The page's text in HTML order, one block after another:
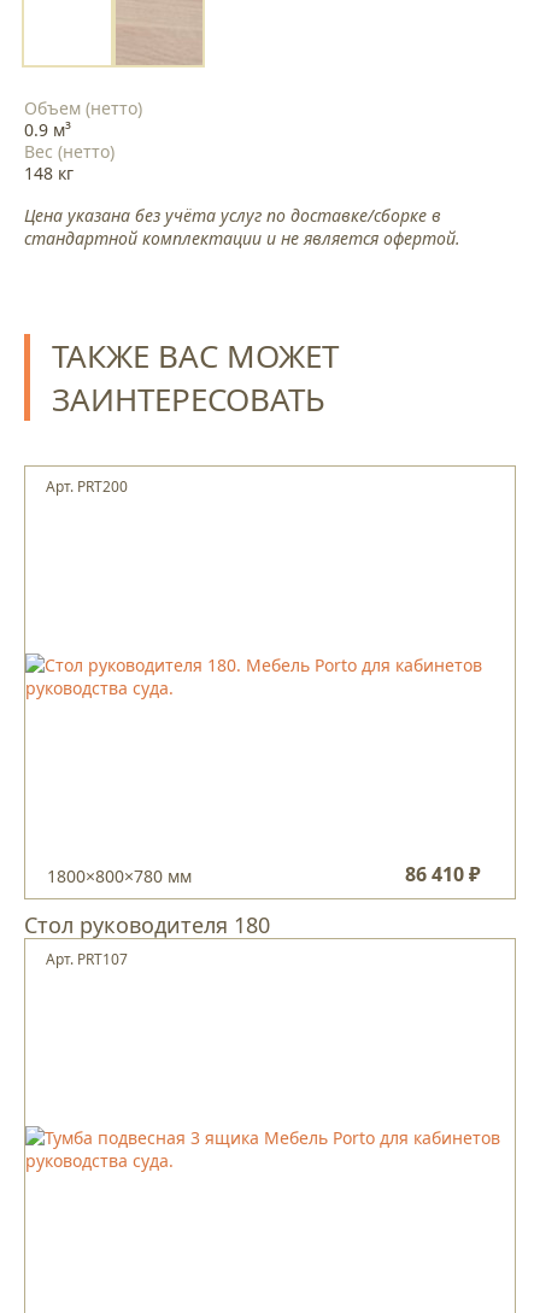
Объем (нетто)
0.9 м³
Вес (нетто)
148 кг
Цена указана без учёта услуг по доставке/сборке в
стандартной комплектации и не является офертой.
ТАКЖЕ ВАС МОЖЕТ
ЗАИНТЕРЕСОВАТЬ
1800×800×780 мм 86 410 ₽
Арт. PRT200
Стол руководителя 180
Арт. PRT107